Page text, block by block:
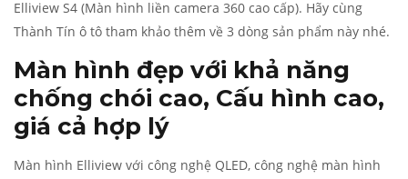
Elliview S4 (Màn hình liền camera 360 cao cấp). Hãy cùng
Thành Tín ô tô tham khảo thêm về 3 dòng sản phẩm này nhé.
Màn hình đẹp với khả năng
chống chói cao, Cấu hình cao,
giá cả hợp lý
Màn hình Elliview với công nghệ QLED, công nghệ màn hình